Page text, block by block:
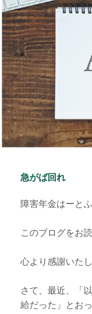
急がば回れ
障害年金はーと
このブログをお
心より感謝いたし
さて、最近、「
給だった」とお